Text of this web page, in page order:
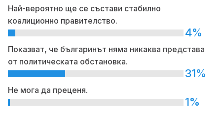
Най-вероятно ще се състави стабилно
коалиционно правителство.
4%
Показват, че българинът няма никаква представа
от политическата обстановка.
31%
Не мога да преценя.
1%